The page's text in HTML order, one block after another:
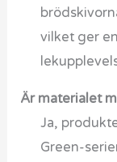
vilket ger
Är materialet
Ja,
Green-